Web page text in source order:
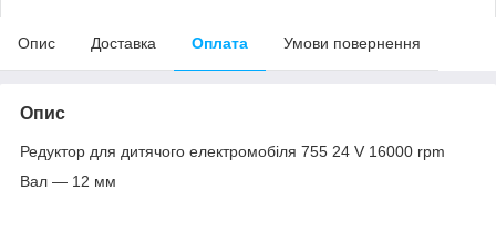
Опис Доставка Оплата Умови повернення
Опис
Редуктор для дитячого електромобіля 755 24 V 16000 rpm
Вал — 12 мм